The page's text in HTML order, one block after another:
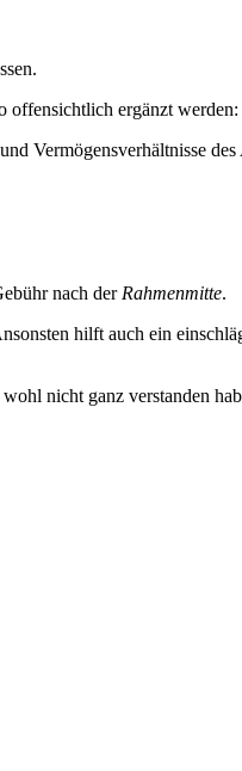
offensichtlich ergänzt werden:
Vermögensverhältnisse des
nach der Rahmenmitte.
hilft auch ein
nicht ganz verstanden